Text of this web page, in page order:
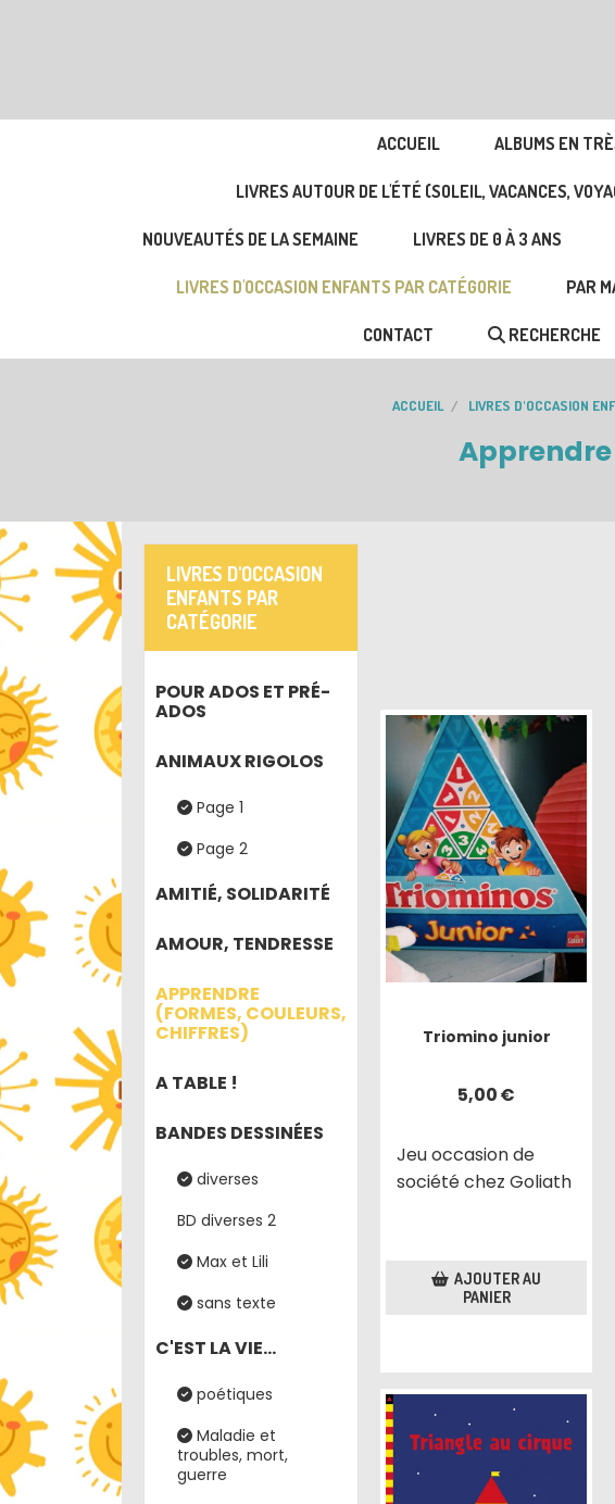
ACCUEIL ALBUMS EN
LIVRES AUTOUR DE L'ÉTÉ (SOLEIL, VACANCES,
NOUVEAUTÉS DE LA SEMAINE LIVRES DE 0 À 3 ANS
LIVRES D'OCCASION ENFANTS PAR CATÉGORIE PAR
CONTACT RECHERCHE
LIVRES D'OCCASION
ENFANTS PAR
CATÉGORIE
POUR ADOS ET PRÉ-
ADOS
ANIMAUX RIGOLOS
Page 1
Page 2
AMITIÉ, SOLIDARITÉ
AMOUR, TENDRESSE
APPRENDRE
(FORMES, COULEURS,
CHIFFRES)
A TABLE !
BANDES DESSINÉES
diverses
BD diverses 2
Max et Lili
sans texte
C'EST LA VIE...
poétiques
Maladie et
troubles, mort,
guerre
ACCUEIL LIVRES D'OCCASION
Triomino junior
5,00€
Jeu occasion de
société chez Goliath
AJOUTER AU
PANIER